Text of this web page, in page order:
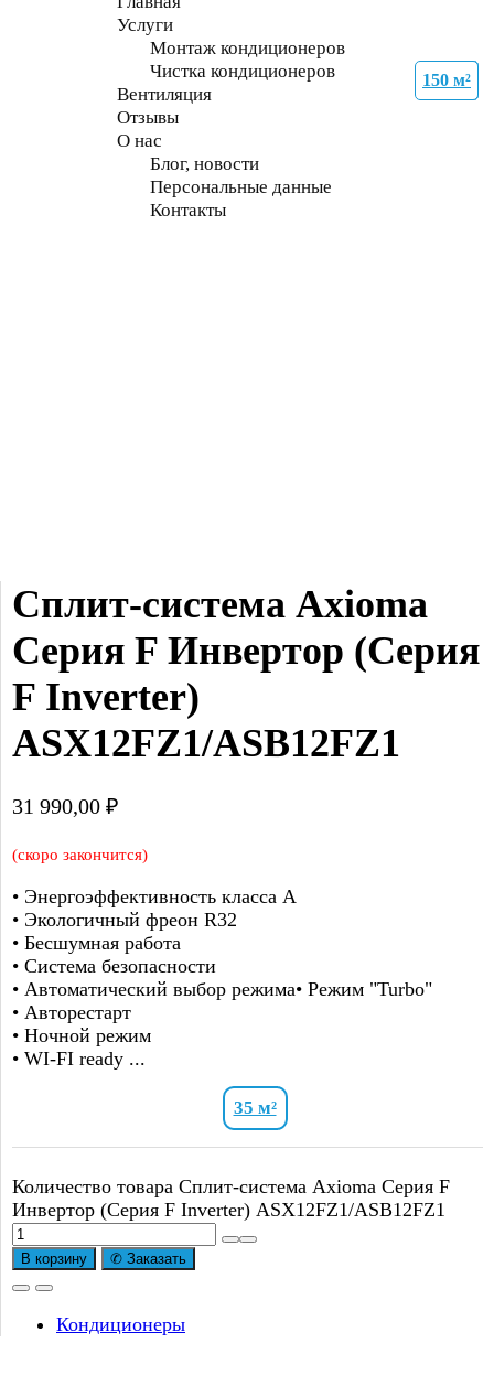
Услуги
Монтаж кондиционеров
Чистка кондиционеров
Вентиляция
Отзывы
О нас
Блог, новости
Персональные данные
Контакты
Сплит-система Axioma
Серия F Инвертор (Серия
F Inverter)
ASX12FZ1/ASB12FZ1
31 990,00 ₽
(скоро закончится)
• Энергоэффективность класса А
• Экологичный фреон R32
• Бесшумная работа
• Система безопасности
• Автоматический выбор режима• Режим "Turbo"
• Авторестарт
• Ночной режим
• WI-FI ready ...
35 м²
Количество товара Сплит-система Axioma Серия F
Инвертор (Серия F Inverter) ASX12FZ1/ASB12FZ1
В корзину ✆ Заказать
Кондиционеры
21 м²
27 м²
70 м²
27 м²
70 м²
70 м²
70 м²
150 м²